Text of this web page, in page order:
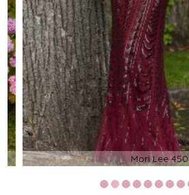
Mori Lee 45092